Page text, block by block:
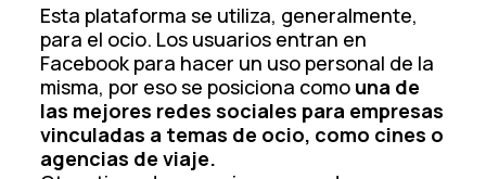
Esta plataforma se utiliza, generalmente,
para el ocio. Los usuarios entran en
Facebook para hacer un uso personal de la
misma, por eso se posiciona como una de
las mejores redes sociales para empresas
vinculadas a temas de ocio, como cines o
agencias de viaje.